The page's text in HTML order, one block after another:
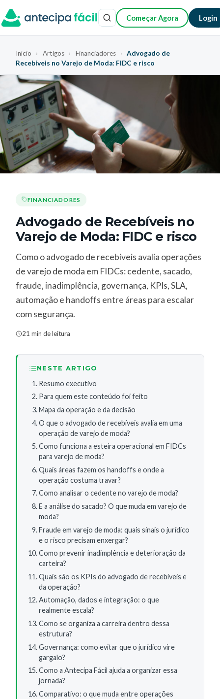
Começar Agora Login
Início › Artigos › Financiadores ›
Advogado de
Recebíveis no Varejo de Moda: FIDC e risco
FINANCIADORES
Advogado de Recebíveis no
Varejo de Moda: FIDC e risco
Como o advogado de recebíveis avalia operações
de varejo de moda em FIDCs: cedente, sacado,
fraude, inadimplência, governança, KPIs, SLA,
automação e handoffs entre áreas para escalar
com segurança.
21 min de leitura
NESTE ARTIGO
Resumo executivo
Para quem este conteúdo foi feito
Mapa da operação e da decisão
O que o advogado de recebíveis avalia em uma
operação de varejo de moda?
Como funciona a esteira operacional em FIDCs
para varejo de moda?
Quais áreas fazem os handoffs e onde a
operação costuma travar?
Como analisar o cedente no varejo de moda?
E a análise do sacado? O que muda em varejo de
moda?
Fraude em varejo de moda: quais sinais o jurídico
e o risco precisam enxergar?
Como prevenir inadimplência e deterioração da
carteira?
Quais são os KPIs do advogado de recebíveis e
da operação?
Automação, dados e integração: o que
realmente escala?
Como se organiza a carreira dentro dessa
estrutura?
Governança: como evitar que o jurídico vire
gargalo?
Como a Antecipa Fácil ajuda a organizar essa
jornada?
Comparativo: o que muda entre operações